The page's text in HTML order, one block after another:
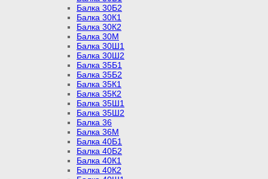
Балка 30Б2
Балка 30К1
Балка 30К2
Балка 30М
Балка 30Ш1
Балка 30Ш2
Балка 35Б1
Балка 35Б2
Балка 35К1
Балка 35К2
Балка 35Ш1
Балка 35Ш2
Балка 36
Балка 36М
Балка 40Б1
Балка 40Б2
Балка 40К1
Балка 40К2